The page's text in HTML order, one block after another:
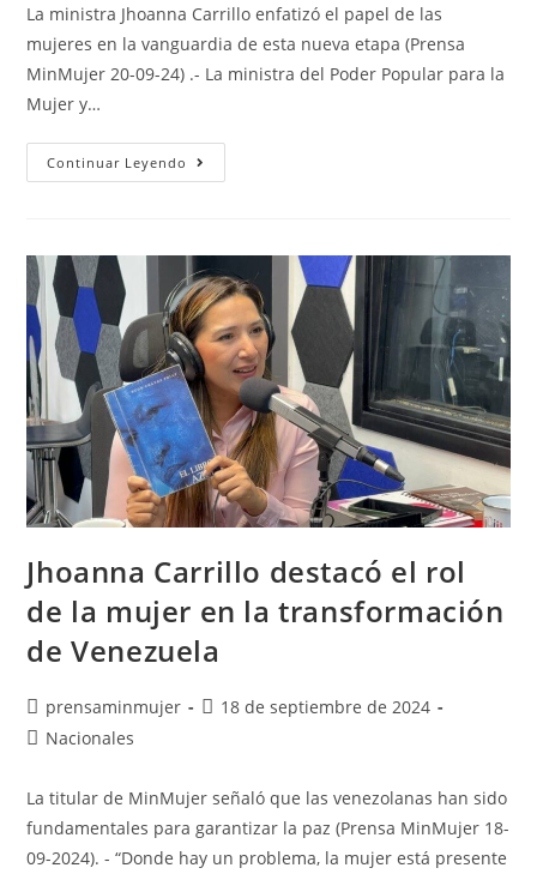
La ministra Jhoanna Carrillo enfatizó el papel de las
mujeres en la vanguardia de esta nueva etapa (Prensa
MinMujer 20-09-24) .- La ministra del Poder Popular para la
Mujer y…
Continuar Leyendo
Jhoanna Carrillo destacó el rol
de la mujer en la transformación
de Venezuela
prensaminmujer
18 de septiembre de 2024
Nacionales
La titular de MinMujer señaló que las venezolanas han sido
fundamentales para garantizar la paz (Prensa MinMujer 18-
09-2024). - “Donde hay un problema, la mujer está presente